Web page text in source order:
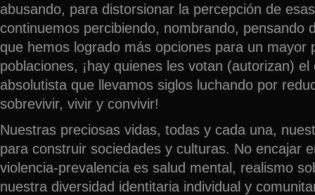
abusando, para distorsionar la percepción de
continuemos percibiendo, nombrando, pensando
que hemos logrado más opciones para un mayor
poblaciones, ¡hay quienes les votan (autorizan)
absolutista que llevamos siglos luchando por
sobrevivir, vivir y convivir!
Nuestras preciosas vidas, todas y cada una,
para construir sociedades y culturas. No encajar
violencia-prevalencia es salud mental, realismo
nuestra diversidad identitaria individual y